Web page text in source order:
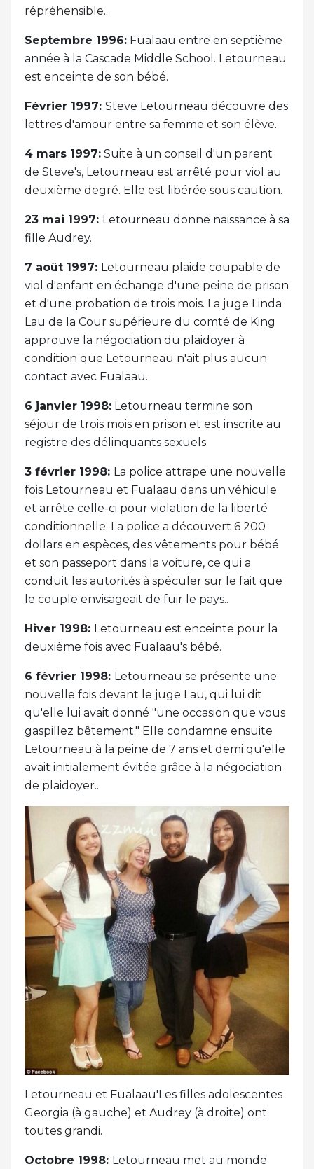
répréhensible..
Septembre 1996: Fualaau entre en septième
année à la Cascade Middle School. Letourneau
est enceinte de son bébé.
Février 1997: Steve Letourneau découvre des
lettres d'amour entre sa femme et son élève.
4 mars 1997: Suite à un conseil d'un parent
de Steve's, Letourneau est arrêté pour viol au
deuxième degré. Elle est libérée sous caution.
23 mai 1997: Letourneau donne naissance à sa
fille Audrey.
7 août 1997: Letourneau plaide coupable de
viol d'enfant en échange d'une peine de prison
et d'une probation de trois mois. La juge Linda
Lau de la Cour supérieure du comté de King
approuve la négociation du plaidoyer à
condition que Letourneau n'ait plus aucun
contact avec Fualaau.
6 janvier 1998: Letourneau termine son
séjour de trois mois en prison et est inscrite au
registre des délinquants sexuels.
3 février 1998: La police attrape une nouvelle
fois Letourneau et Fualaau dans un véhicule
et arrête celle-ci pour violation de la liberté
conditionnelle. La police a découvert 6 200
dollars en espèces, des vêtements pour bébé
et son passeport dans la voiture, ce qui a
conduit les autorités à spéculer sur le fait que
le couple envisageait de fuir le pays..
Hiver 1998: Letourneau est enceinte pour la
deuxième fois avec Fualaau's bébé.
6 février 1998: Letourneau se présente une
nouvelle fois devant le juge Lau, qui lui dit
qu'elle lui avait donné "une occasion que vous
gaspillez bêtement." Elle condamne ensuite
Letourneau à la peine de 7 ans et demi qu'elle
avait initialement évitée grâce à la négociation
de plaidoyer..
Letourneau et Fualaau'Les filles adolescentes
Georgia (à gauche) et Audrey (à droite) ont
toutes grandi.
Octobre 1998: Letourneau met au monde